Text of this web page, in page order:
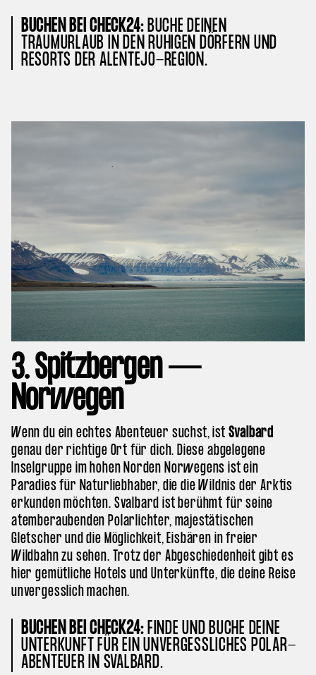
BUCHEN BEI CHECK24:BUCHE DEINEN
TRAUMURLAUB IN DEN RUHIGEN DÖRFERN UND
RESORTS DER ALENTEJO-REGION.
3. Spitzbergen —
Norwegen
Wenn du ein echtes Abenteuer suchst, ist Svalbard
genau der richtige Ort für dich. Diese abgelegene
Inselgruppe im hohen Norden Norwegens ist ein
Paradies für Naturliebhaber, die die Wildnis der Arktis
erkunden möchten. Svalbard ist berühmt für seine
atemberaubenden Polarlichter, majestätischen
Gletscher und die Möglichkeit, Eisbären in freier
Wildbahn zu sehen. Trotz der Abgeschiedenheit gibt es
hier gemütliche Hotels und Unterkünfte, die deine Reise
unvergesslich machen.
BUCHEN BEI CHECK24:FINDE UND BUCHE DEINE
UNTERKUNFT FÜR EIN UNVERGESSLICHES POLAR-
ABENTEUER IN SVALBARD.